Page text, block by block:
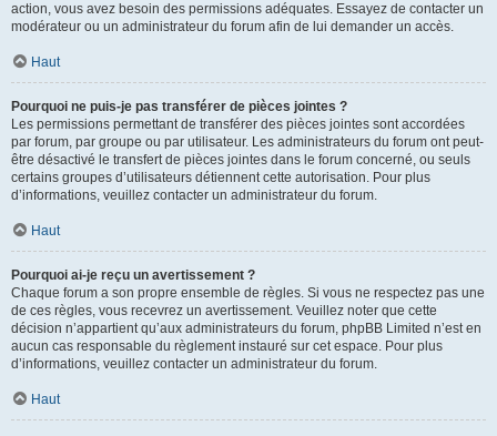
action, vous avez besoin des permissions adéquates. Essayez de contacter un
modérateur ou un administrateur du forum afin de lui demander un accès.
Haut
Pourquoi ne puis-je pas transférer de pièces jointes ?
Les permissions permettant de transférer des pièces jointes sont accordées
par forum, par groupe ou par utilisateur. Les administrateurs du forum ont peut-
être désactivé le transfert de pièces jointes dans le forum concerné, ou seuls
certains groupes d’utilisateurs détiennent cette autorisation. Pour plus
d’informations, veuillez contacter un administrateur du forum.
Haut
Pourquoi ai-je reçu un avertissement ?
Chaque forum a son propre ensemble de règles. Si vous ne respectez pas une
de ces règles, vous recevrez un avertissement. Veuillez noter que cette
décision n’appartient qu’aux administrateurs du forum, phpBB Limited n’est en
aucun cas responsable du règlement instauré sur cet espace. Pour plus
d’informations, veuillez contacter un administrateur du forum.
Haut